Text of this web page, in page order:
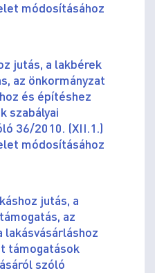
módosításához
jutás, a lakbérek
az önkormányzat
és építéshez
szabályai
36/2010. (XII.1.)
módosításához
jutás, a
az
lakásvásárláshoz
támogatások
szóló